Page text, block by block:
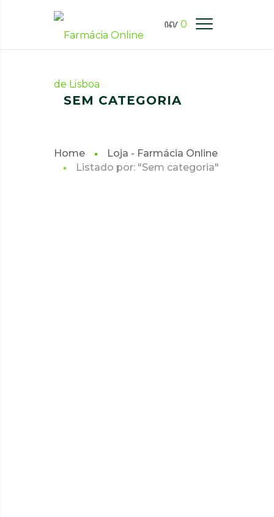
0
FARMÁCIA ONLINE LISBOA
SEM CATEGORIA
Home
Loja - Farmácia Online
Listado por: "Sem categoria"